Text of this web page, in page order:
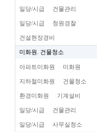
일당/시급 건물관리
일당/시급 청원경찰
건설현장경비
미화원. 건물청소
아파트미화원 미화원
지하철미화원 건물청소
환경미화원 기계설비
일당/시급 건물관리
일당/시급 사무실청소